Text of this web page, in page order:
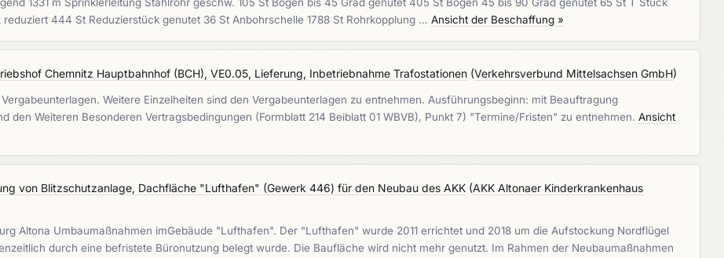
444 St Reduzierstück genutet 36 St Anbohrschelle 1788 St Rohrkopplung … Ansicht der Beschaffung »
Chemnitz Hauptbahnhof (BCH), VE0.05, Lieferung, Inbetriebnahme Trafostationen (Verkehrsverbund Mittelsachsen GmbH)
Weitere Einzelheiten sind den Vergabeunterlagen zu entnehmen. Ausführungsbeginn: mit Beauftragung
den Weiteren Besonderen Vertragsbedingungen (Formblatt 214 Beiblatt 01 WBVB), Punkt 7) "Termine/Fristen" zu entnehmen. Ansicht
von Blitzschutzanlage, Dachfläche "Lufthafen" (Gewerk 446) für den Neubau des AKK (AKK Altonaer Kinderkrankenhaus
Altona Umbaumaßnahmen imGebäude "Lufthafen". Der "Lufthafen" wurde 2011 errichtet und 2018 um die Aufstockung Nordflügel
durch eine befristete Büronutzung belegt wurde. Die Baufläche wird nicht mehr genutzt. Im Rahmen der Neubaumaßnahmen